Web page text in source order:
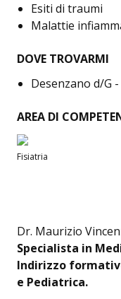
Esiti di traumi
Malattie
DOVE TROVARMI
Desenzano d/G -
AREA DI
Fisiatria
Dr. Maurizio
Specialista in
Indirizzo
e Pediatrica.